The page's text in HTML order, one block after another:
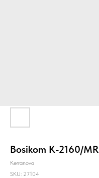
Bosikom K-2160/MR
Kerranova
SKU: 27104